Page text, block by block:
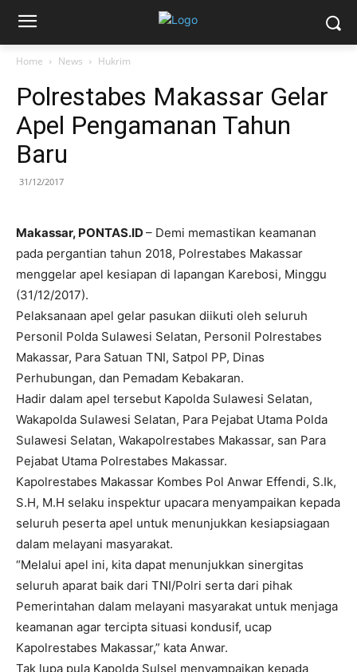
Home News Hukrim
Polrestabes Makassar Gelar
Apel Pengamanan Tahun
Baru
31/12/2017
Makassar, PONTAS.ID – Demi memastikan keamanan
pada pergantian tahun 2018, Polrestabes Makassar
menggelar apel kesiapan di lapangan Karebosi, Minggu
(31/12/2017).
Pelaksanaan apel gelar pasukan diikuti oleh seluruh
Personil Polda Sulawesi Selatan, Personil Polrestabes
Makassar, Para Satuan TNI, Satpol PP, Dinas
Perhubungan, dan Pemadam Kebakaran.
Hadir dalam apel tersebut Kapolda Sulawesi Selatan,
Wakapolda Sulawesi Selatan, Para Pejabat Utama Polda
Sulawesi Selatan, Wakapolrestabes Makassar, san Para
Pejabat Utama Polrestabes Makassar.
Kapolrestabes Makassar Kombes Pol Anwar Effendi, S.Ik,
S.H, M.H selaku inspektur upacara menyampaikan kepada
seluruh peserta apel untuk menunjukkan kesiapsiagaan
dalam melayani masyarakat.
“Melalui apel ini, kita dapat menunjukkan sinergitas
seluruh aparat baik dari TNI/Polri serta dari pihak
Pemerintahan dalam melayani masyarakat untuk menjaga
keamanan agar tercipta situasi kondusif, ucap
Kapolrestabes Makassar,” kata Anwar.
Tak lupa pula Kapolda Sulsel menyampaikan kepada